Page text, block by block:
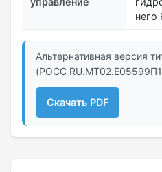
него
Альтернативная версия
(РОСС
Скачать PDF